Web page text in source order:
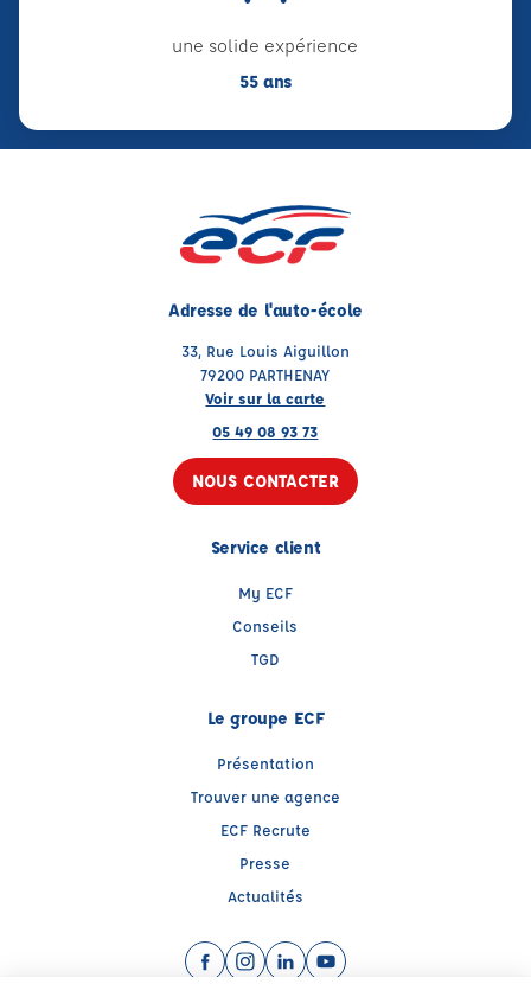
une solide expérience
55 ans
Adresse de l'auto-école
33, Rue Louis Aiguillon
79200 PARTHENAY
Voir sur la carte
05 49 08 93 73
NOUS CONTACTER
Service client
My ECF
Conseils
TGD
Le groupe ECF
Présentation
Trouver une agence
ECF Recrute
Presse
Actualités